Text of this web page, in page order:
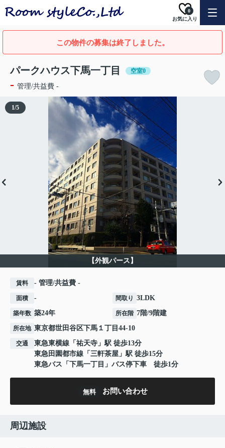
お気に入り
0
この物件の募集は終了しました。
パークハウス下馬一丁目 空室0
- 管理/共益費 -
【外観パース】
1/5
賃料 - 管理/共益費 -
面積 - 間取り 3LDK
築年数 築24年 所在階 7階/9階建
所在地 東京都世田谷区下馬 １丁目44-10
交通 東急東横線 「 祐天寺 」駅 徒歩13分
東急田園都市線 「 三軒茶屋 」駅 徒歩15分
東急バス「下馬一丁目」バス停下車 徒歩1分
無料 お問い合わせ
周辺施設